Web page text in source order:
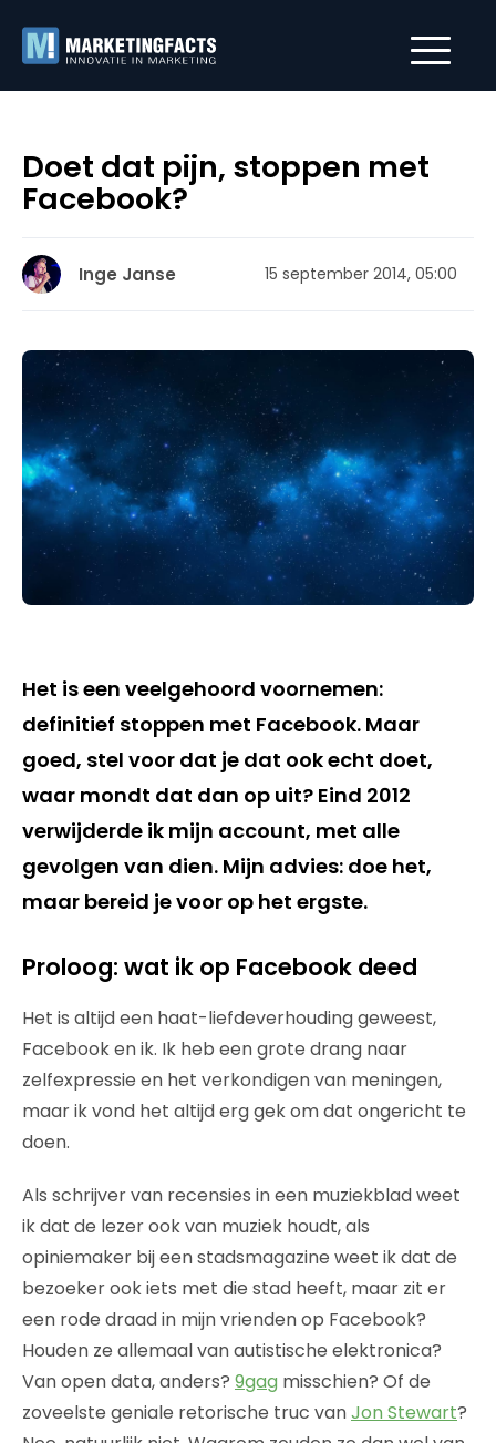
Doet dat pijn, stoppen met
Facebook?
Inge Janse 15 september 2014, 05:00
Het is een veelgehoord voornemen:
definitief stoppen met Facebook. Maar
goed, stel voor dat je dat ook echt doet,
waar mondt dat dan op uit? Eind 2012
verwijderde ik mijn account, met alle
gevolgen van dien. Mijn advies: doe het,
maar bereid je voor op het ergste.
Proloog: wat ik op Facebook deed
Het is altijd een haat-liefdeverhouding geweest,
Facebook en ik. Ik heb een grote drang naar
zelfexpressie en het verkondigen van meningen,
maar ik vond het altijd erg gek om dat ongericht te
doen.
Als schrijver van recensies in een muziekblad weet
ik dat de lezer ook van muziek houdt, als
opiniemaker bij een stadsmagazine weet ik dat de
bezoeker ook iets met die stad heeft, maar zit er
een rode draad in mijn vrienden op Facebook?
Houden ze allemaal van autistische elektronica?
Van open data, anders? 9gag misschien? Of de
zoveelste geniale retorische truc vanJon Stewart?